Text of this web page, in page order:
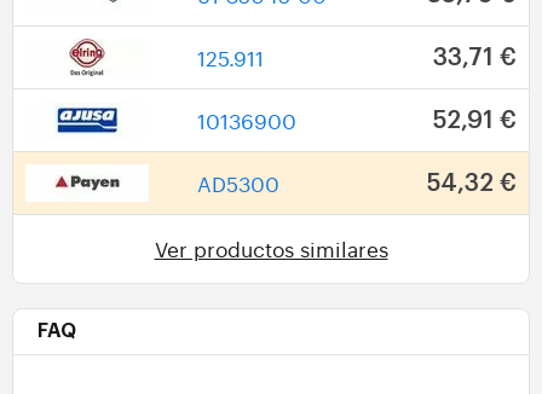
125.911 33,71 €
10136900 52,91 €
AD5300 54,32 €
Ver productos similares
FAQ